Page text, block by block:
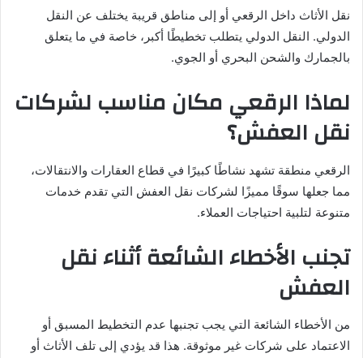
نقل الأثاث داخل الرقعي أو إلى مناطق قريبة يختلف عن النقل
الدولي. النقل الدولي يتطلب تخطيطًا أكبر، خاصة في ما يتعلق
بالجمارك والشحن البحري أو الجوي.
لماذا الرقعي مكان مناسب لشركات
نقل العفش؟
الرقعي منطقة تشهد نشاطًا كبيرًا في قطاع العقارات والانتقالات،
مما جعلها سوقًا مميزًا لشركات نقل العفش التي تقدم خدمات
متنوعة لتلبية احتياجات العملاء.
تجنب الأخطاء الشائعة أثناء نقل
العفش
من الأخطاء الشائعة التي يجب تجنبها عدم التخطيط المسبق أو
الاعتماد على شركات غير موثوقة. هذا قد يؤدي إلى تلف الأثاث أو